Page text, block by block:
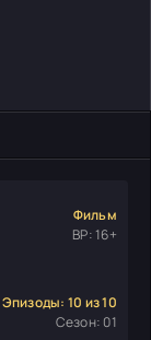
Фильм
ВР: 16+
Эпизоды: 10 из 10
Сезон: 01